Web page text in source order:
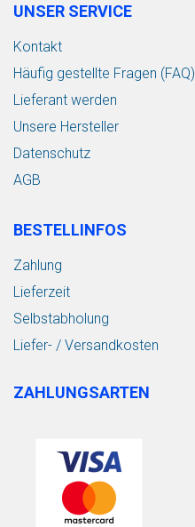
UNSER SERVICE
Kontakt
Häufig gestellte Fragen (FAQ)
Lieferant werden
Unsere Hersteller
Datenschutz
AGB
BESTELLINFOS
Zahlung
Lieferzeit
Selbstabholung
Liefer- / Versandkosten
ZAHLUNGSARTEN